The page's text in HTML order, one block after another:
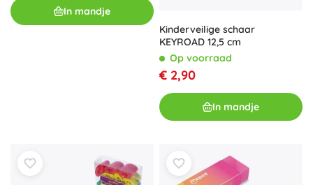
In mandje
Kinderveilige schaar
KEYROAD 12,5 cm
Op voorraad
€ 2,90
In mandje